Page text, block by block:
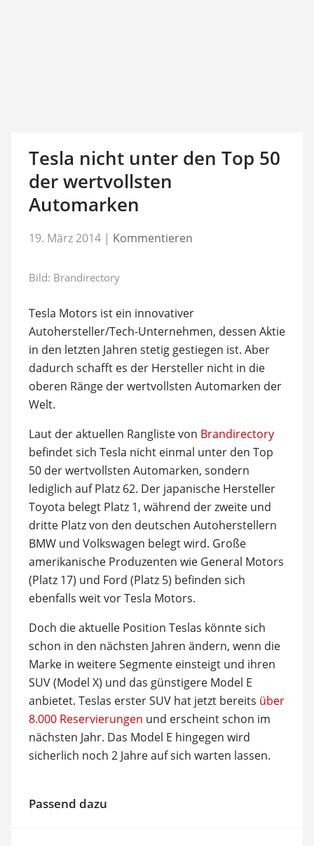
Tesla nicht unter den Top 50
der wertvollsten
Automarken
19. März 2014 | Kommentieren
Bild: Brandirectory
Tesla Motors ist ein innovativer
Autohersteller/Tech-Unternehmen, dessen Aktie
in den letzten Jahren stetig gestiegen ist. Aber
dadurch schafft es der Hersteller nicht in die
oberen Ränge der wertvollsten Automarken der
Welt.
Laut der aktuellen Rangliste von Brandirectory
befindet sich Tesla nicht einmal unter den Top
50 der wertvollsten Automarken, sondern
lediglich auf Platz 62. Der japanische Hersteller
Toyota belegt Platz 1, während der zweite und
dritte Platz von den deutschen Autoherstellern
BMW und Volkswagen belegt wird. Große
amerikanische Produzenten wie General Motors
(Platz 17) und Ford (Platz 5) befinden sich
ebenfalls weit vor Tesla Motors.
Doch die aktuelle Position Teslas könnte sich
schon in den nächsten Jahren ändern, wenn die
Marke in weitere Segmente einsteigt und ihren
SUV (Model X) und das günstigere Model E
anbietet. Teslas erster SUV hat jetzt bereits über
8.000 Reservierungen und erscheint schon im
nächsten Jahr. Das Model E hingegen wird
sicherlich noch 2 Jahre auf sich warten lassen.
Passend dazu